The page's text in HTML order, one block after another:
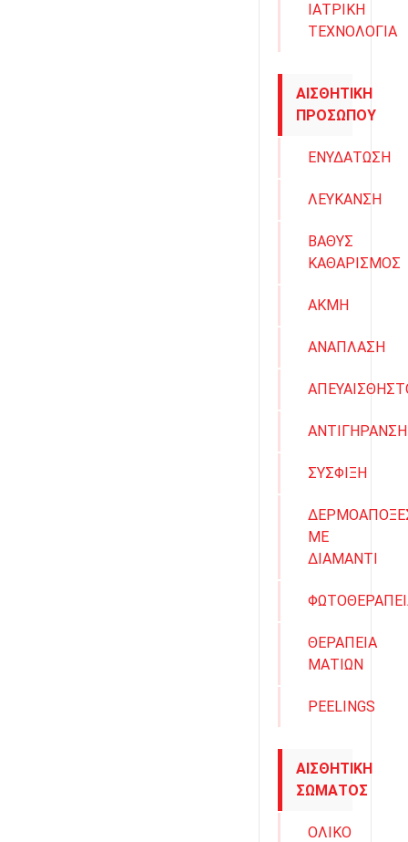
ΙΑΤΡΙΚΗ
ΤΕΧΝΟΛΟΓΙΑ
ΑΙΣΘΗΤΙΚΗ
ΠΡΟΣΩΠΟΥ
ΕΝΥΔΑΤΩΣΗ
ΛΕΥΚΑΝΣΗ
ΒΑΘΥΣ
ΚΑΘΑΡΙΣΜΟΣ
ΑΚΜΗ
ΑΝΑΠΛΑΣΗ
ΑΝΤΙΓΗΡΑΝΣΗ
ΣΥΣΦΙΞΗ
ΜΕ
ΔΙΑΜΑΝΤΙ
ΘΕΡΑΠΕΙΑ
ΜΑΤΙΩΝ
PEELINGS
ΑΙΣΘΗΤΙΚΗ
ΣΩΜΑΤΟΣ
ΟΛΙΚΟ